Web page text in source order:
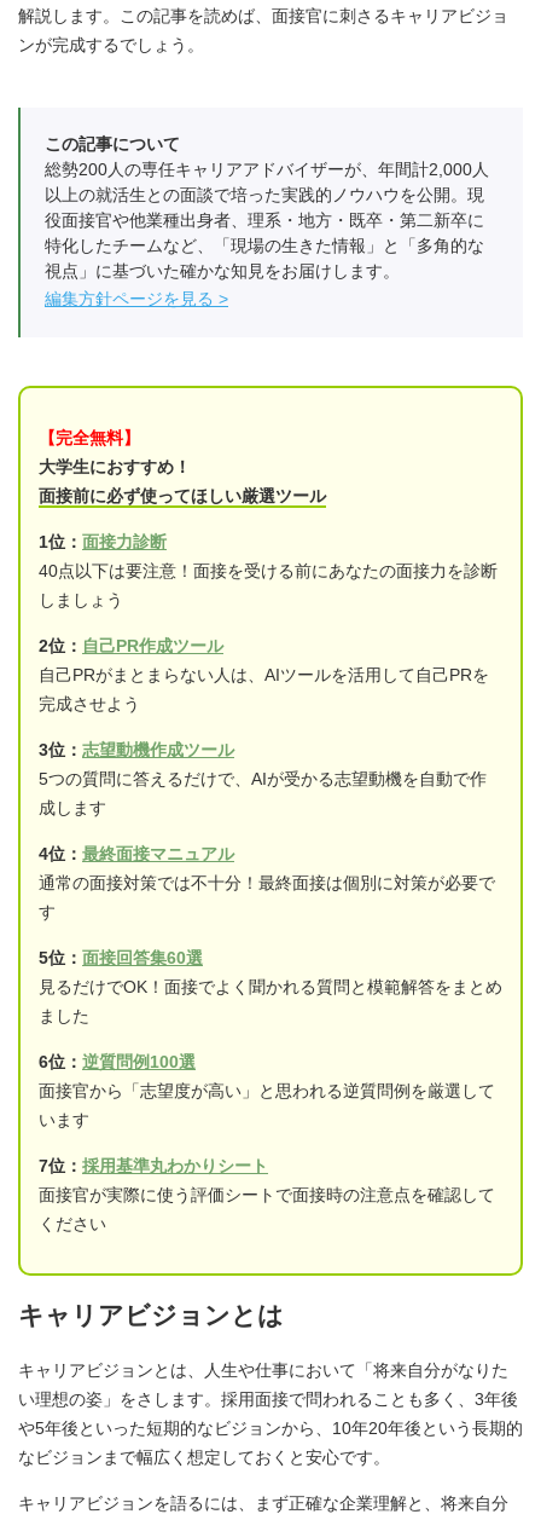
解説します。この記事を読めば、面接官に刺さるキャリアビジョ
ンが完成するでしょう。
この記事について
総勢200人の専任キャリアアドバイザーが、年間計2,000人
以上の就活生との面談で培った実践的ノウハウを公開。現
役面接官や他業種出身者、理系・地方・既卒・第二新卒に
特化したチームなど、「現場の生きた情報」と「多角的な
視点」に基づいた確かな知見をお届けします。
編集方針ページを見る
【完全無料】
大学生におすすめ！
面接前に必ず使ってほしい厳選ツール
1位： 面接力診断
40点以下は要注意！面接を受ける前にあなたの面接力を診断
しましょう
2位： 自己PR作成ツール
自己PRがまとまらない人は、AIツールを活用して自己PRを
完成させよう
3位： 志望動機作成ツール
5つの質問に答えるだけで、AIが受かる志望動機を自動で作
成します
4位： 最終面接マニュアル
通常の面接対策では不十分！最終面接は個別に対策が必要で
す
5位： 面接回答集60選
見るだけでOK！面接でよく聞かれる質問と模範解答をまとめ
ました
6位： 逆質問例100選
面接官から「志望度が高い」と思われる逆質問例を厳選して
います
7位： 採用基準丸わかりシート
面接官が実際に使う評価シートで面接時の注意点を確認して
ください
キャリアビジョンとは
キャリアビジョンとは、人生や仕事において「将来自分がなりた
い理想の姿」をさします。採用面接で問われることも多く、3年後
や5年後といった短期的なビジョンから、10年20年後という長期的
なビジョンまで幅広く想定しておくと安心です。
キャリアビジョンを語るには、まず正確な企業理解と、将来自分